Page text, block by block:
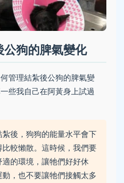
狗的脾氣變化
管理結紮後公狗的脾氣變
些我自己在阿黃身上試過
後，狗狗的能量水平會下
較懶散。這時候，我們要
的環境，讓牠們好好休
，也不要讓牠們接觸太多